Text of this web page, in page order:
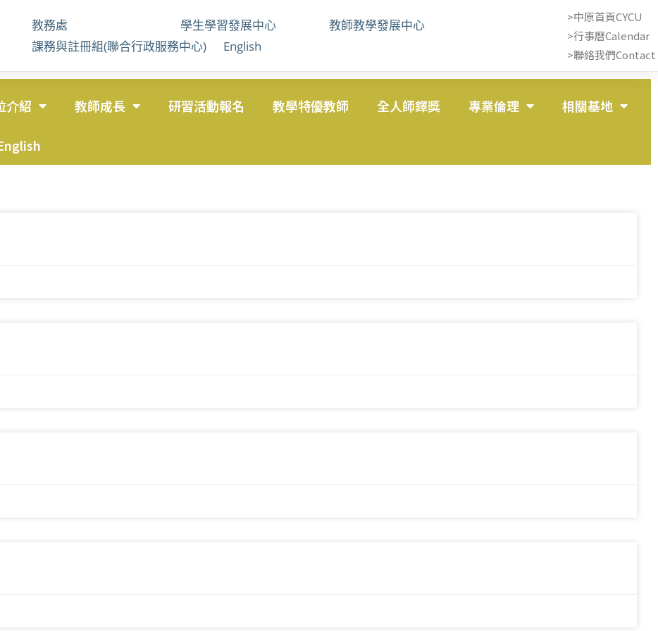
教務處 學生學習發展中心
教師教學發展中心
課務與註冊組(聯合行政服務中心)
English
>中原首頁CYCU
>行事曆Calendar
>聯絡我們Contact
介紹 教師成長 研習活動報名 教學特優教師 全人師鐸獎 專業倫理 相關基地